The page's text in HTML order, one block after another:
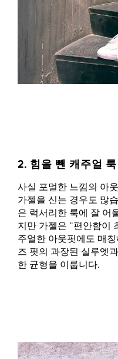
2. 힘을 뺀 캐주얼 룩
사실 포멀한 느낌의 아
가젤을 신는 경우도 많
은 럭서리한 룩에 잘 어
지만 가젤은 "편안함이
주얼한 아웃핏에도 매
즈 핏의 과장된 실루엣
한 균형을 이룹니다.